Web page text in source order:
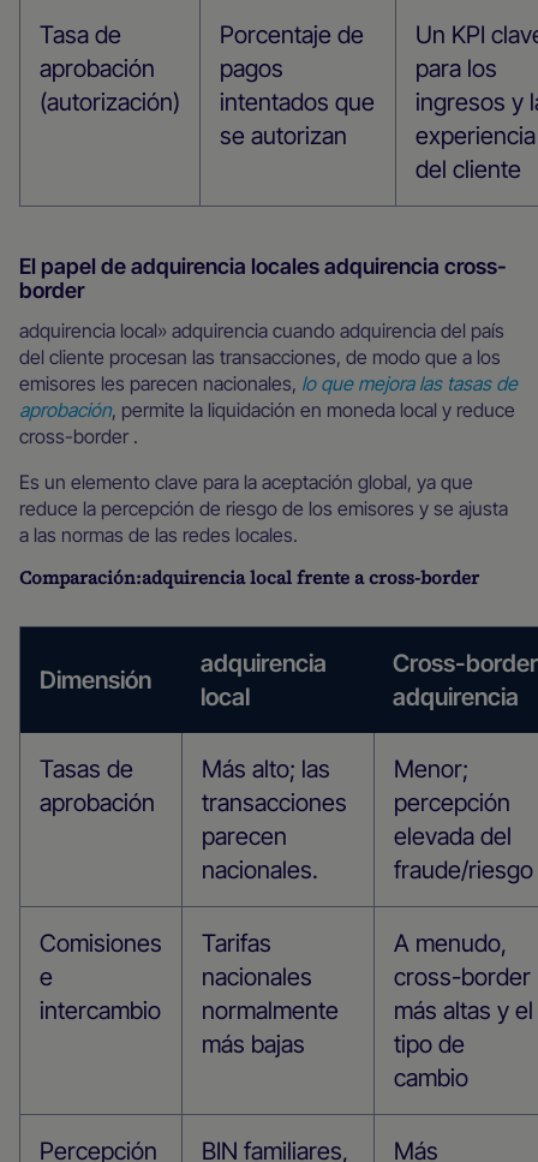
Tasa de
aprobación
(autorización)
Porcentaje de
pagos
intentados que
se autorizan
Un KPI
para los
ingresos y
experiencia
del cliente
El papel de adquirencia locales adquirencia cross-
border
adquirencia local» adquirencia cuando adquirencia del país
del cliente procesan las transacciones, de modo que a los
emisores les parecen nacionales, lo que mejora las tasas de
aprobación, permite la liquidación en moneda local y reduce
cross-border .
Es un elemento clave para la aceptación global, ya que
reduce la percepción de riesgo de los emisores y se ajusta
a las normas de las redes locales.
Comparación:adquirencia local frente a cross-border
Dimensión
adquirencia
local
Cross-border
adquirencia
Tasas de
aprobación
Más alto; las
transacciones
parecen
nacionales.
Menor;
percepción
elevada del
fraude/riesgo
Comisiones
e
intercambio
Tarifas
nacionales
normalmente
más bajas
A menudo,
cross-border
más altas y el
tipo de
cambio
Percepción BIN familiares, Más